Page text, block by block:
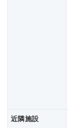
近隣施設